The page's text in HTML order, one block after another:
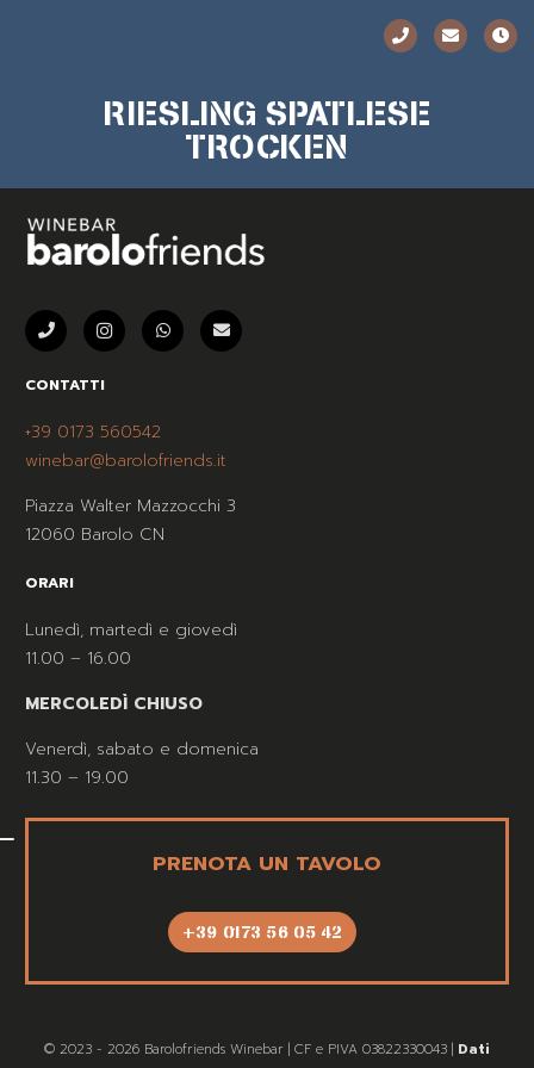
RIESLING SPATLESE
TROCKEN
CONTATTI
+39 0173 560542
winebar@barolofriends.it
Piazza Walter Mazzocchi 3
12060 Barolo CN
ORARI
Lunedì, martedì e giovedì
11.00 – 16.00
MERCOLEDÌ CHIUSO
Venerdì, sabato e domenica
11.30 – 19.00
PRENOTA UN TAVOLO
+39 0173 56 05 42
© 2023 - 2026 Barolofriends Winebar | CF e PIVA 03822330043 | Dati